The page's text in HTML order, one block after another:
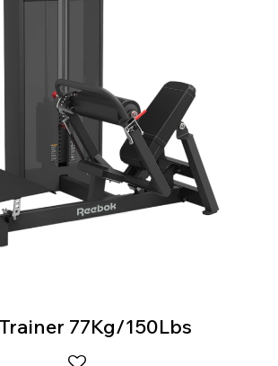
77Kg/150Lbs